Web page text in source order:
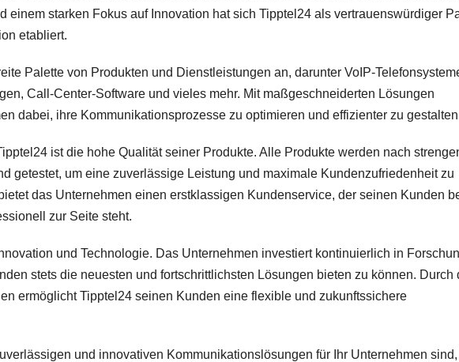
einem starken Fokus auf Innovation hat sich Tipptel24 als vertrauenswürdiger
etabliert.
Palette von Produkten und Dienstleistungen an, darunter VoIP-
Call-Center-Software und vieles mehr. Mit maßgeschneiderten Lösungen
dabei, ihre Kommunikationsprozesse zu optimieren und effizienter zu
ist die hohe Qualität seiner Produkte. Alle Produkte werden nach
getestet, um eine zuverlässige Leistung und maximale Kundenzufriedenheit zu
das Unternehmen einen erstklassigen Kundenservice, der seinen Kunden
zur Seite steht.
und Technologie. Das Unternehmen investiert kontinuierlich in
stets die neuesten und fortschrittlichsten Lösungen bieten zu können. Durch
ermöglicht Tipptel24 seinen Kunden eine flexible und zukunftssichere
und innovativen Kommunikationslösungen für Ihr Unternehmen